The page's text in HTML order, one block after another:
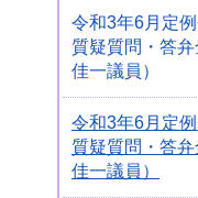
令和3年6月定
質疑質問・答
佳一議員）
令和3年6月定
質疑質問・答
佳一議員）